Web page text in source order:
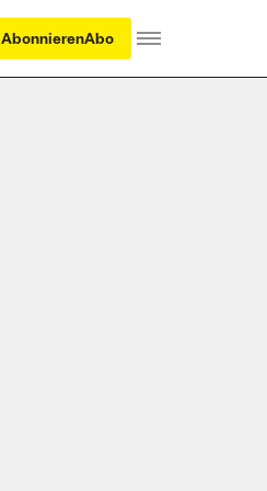
AbonnierenAbo